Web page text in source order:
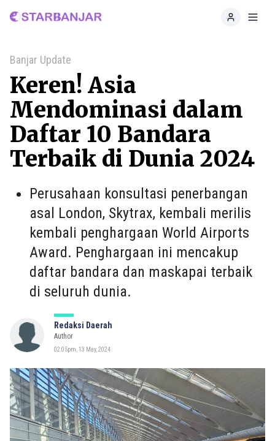
Home
Banjar Update
Keren! Asia
Mendominasi dalam
Daftar 10 Bandara
Terbaik di Dunia 2024
Perusahaan konsultasi penerbangan
asal London, Skytrax, kembali merilis
kembali penghargaan World Airports
Award. Penghargaan ini mencakup
daftar bandara dan maskapai terbaik
di seluruh dunia.
Redaksi Daerah
Author
02:05pm, 13 May, 2024